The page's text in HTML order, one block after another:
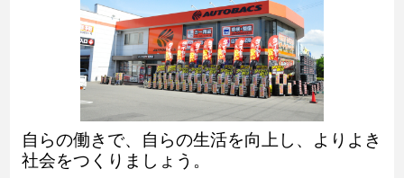
自らの働きで、自らの生活を向上し、よりよき
社会をつくりましょう。